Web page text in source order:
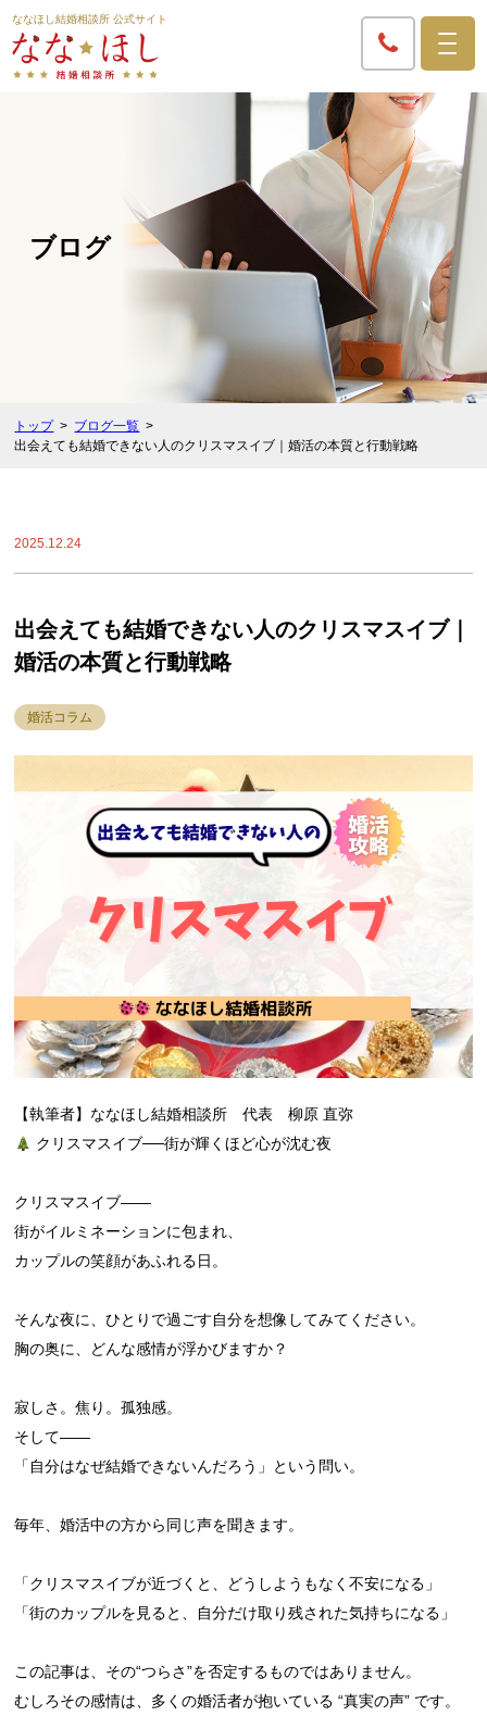
ななほし結婚相談所 公式サイト
ブログ
トップ
ブログ一覧
出会えても結婚できない人のクリスマスイブ｜婚活の本質と行動戦略
2025.12.24
出会えても結婚できない人のクリスマスイブ｜
婚活の本質と行動戦略
婚活コラム
【執筆者】ななほし結婚相談所 代表 柳原 直弥
クリスマスイブ──街が輝くほど心が沈む夜
クリスマスイブ――
街がイルミネーションに包まれ、
カップルの笑顔があふれる日。
そんな夜に、ひとりで過ごす自分を想像してみてください。
胸の奥に、どんな感情が浮かびますか？
寂しさ。焦り。孤独感。
そして――
「自分はなぜ結婚できないんだろう」という問い。
毎年、婚活中の方から同じ声を聞きます。
「クリスマスイブが近づくと、どうしようもなく不安になる」
「街のカップルを見ると、自分だけ取り残された気持ちになる」
この記事は、その“つらさ”を否定するものではありません。
むしろその感情は、多くの婚活者が抱いている “真実の声” です。